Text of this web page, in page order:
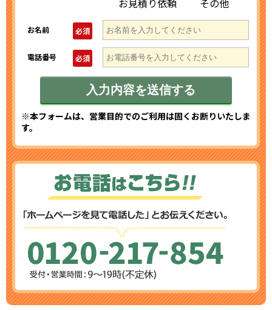
お見積り依頼 その他
お名前 必須
電話番号 必須
※本フォームは、営業目的でのご利用は固くお断りいたしま
す。